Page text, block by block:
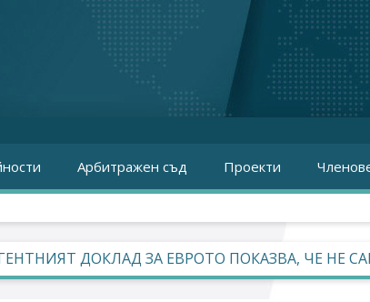
Арбитражен съд Проекти
ДОКЛАД ЗА ЕВРОТО ПОКАЗВА, ЧЕ НЕ